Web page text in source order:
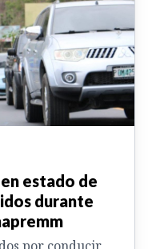
estado de
durante
por conducir